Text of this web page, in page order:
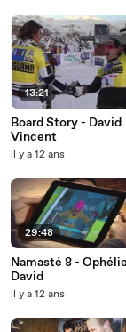
13:21
Board Story - David
Vincent
il y a 12 ans
29:48
Namasté 8 - Ophélie
David
il y a 12 ans